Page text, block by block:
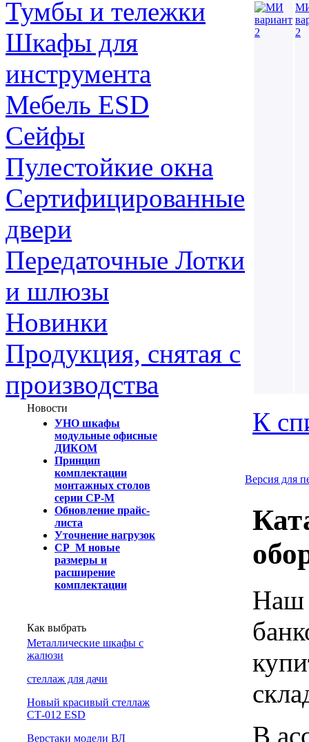
Тумбы и тележки
Шкафы для
инструмента
Мебель ESD
Сейфы
Пулестойкие окна
Сертифицированные
двери
Передаточные Лотки
и шлюзы
Новинки
Продукция, снятая с
производства
Новости
УНО шкафы
модульные офисные
ДИКОМ
Принцип
комплектации
монтажных столов
серии СР-М
Обновление прайс-
листа
Уточнение нагрузок
СР_М новые
размеры и
расширение
комплектации
Как выбрать
Металлические шкафы с
жалюзи
cтеллаж для дачи
Новый красивый стеллаж
СТ-012 ESD
Верстаки модели ВЛ
2
К
Версия для
Наш
В